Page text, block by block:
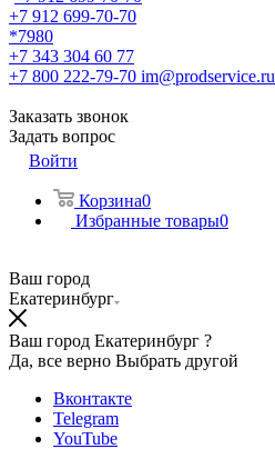
+7 912 699-70-70
*7980
+7 343 304 60 77
+7 800 222-79-70 im@prodservice.ru
Заказать звонок
Задать вопрос
Войти
Корзина0
Избранные товары0
Ваш город
Екатеринбург
Ваш город Екатеринбург ?
Да, все верно Выбрать другой
Вконтакте
Telegram
YouTube